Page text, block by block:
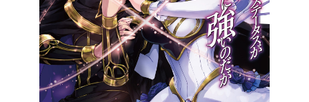
ロサージュノベルス
コミックガルド